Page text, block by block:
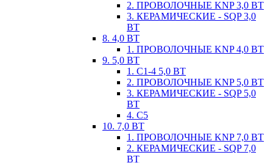
2. ПРОВОЛОЧНЫЕ KNP 3,0 ВТ
3. КЕРАМИЧЕСКИЕ - SQP 3,0
ВТ
8. 4,0 ВТ
1. ПРОВОЛОЧНЫЕ KNP 4,0 ВТ
9. 5,0 ВТ
1. С1-4 5,0 ВТ
2. ПРОВОЛОЧНЫЕ KNP 5,0 ВТ
3. КЕРАМИЧЕСКИЕ - SQP 5,0
ВТ
4. С5
10. 7,0 ВТ
1. ПРОВОЛОЧНЫЕ KNP 7,0 ВТ
2. КЕРАМИЧЕСКИЕ - SQP 7,0
ВТ